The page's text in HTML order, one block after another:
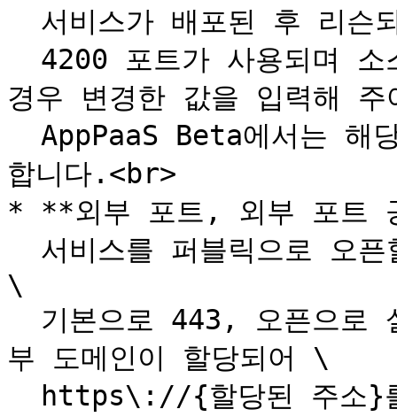
경우 변경한 값을 입력해
합니다.<br>
* **외부 포트, 외부 포트
\
부 도메인이 할당되어 \